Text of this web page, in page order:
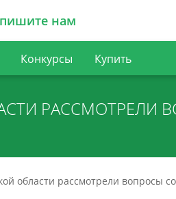
нам
Конкурсы Купить
РАССМОТРЕЛИ
области рассмотрели вопросы